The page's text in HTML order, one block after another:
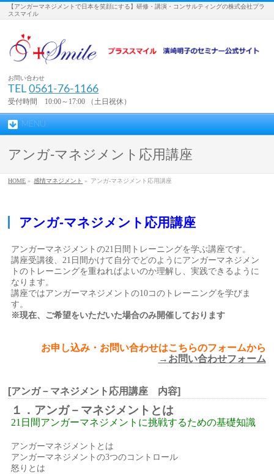
【アンガーマネジメントで日本を笑顔にする】研修・講演・コンサルティングの株式会社プラ
ススマイル
お問い合わせ
TEL0561-76-1166
受付時間 10:00～17:00 （土日祝休）
MENU
アンガ-マネジメント応用講座
HOME » 感情マネジメント » アンガ-マネジメント応用講座
アンガ-マネジメント応用講座
アンガーマネジメントの21日間トレーニングを学ぶ講座です。
講座受講後、21日間かけて自分でどのようにアンガーマネジメン
トのトレーニングを重ねればよいのか理解し、実践できるように
なります。
講座ではアンガーマネジメントの10コのトレーニングを学びま
す。
※現在、ご希望をいただいた場合のみ開催しております
お申し込み・お問い合わせはこちらのフォームから
→お問い合わせフォーム
[アンガ－マネジメント応用講座 内容]
１．アンガ－マネジメントとは
21日間アンガーマネジメントに挑戦するための基礎知識
アンガーマネジメントとは
アンガーマネジメントの3つのコントロール
怒りとは